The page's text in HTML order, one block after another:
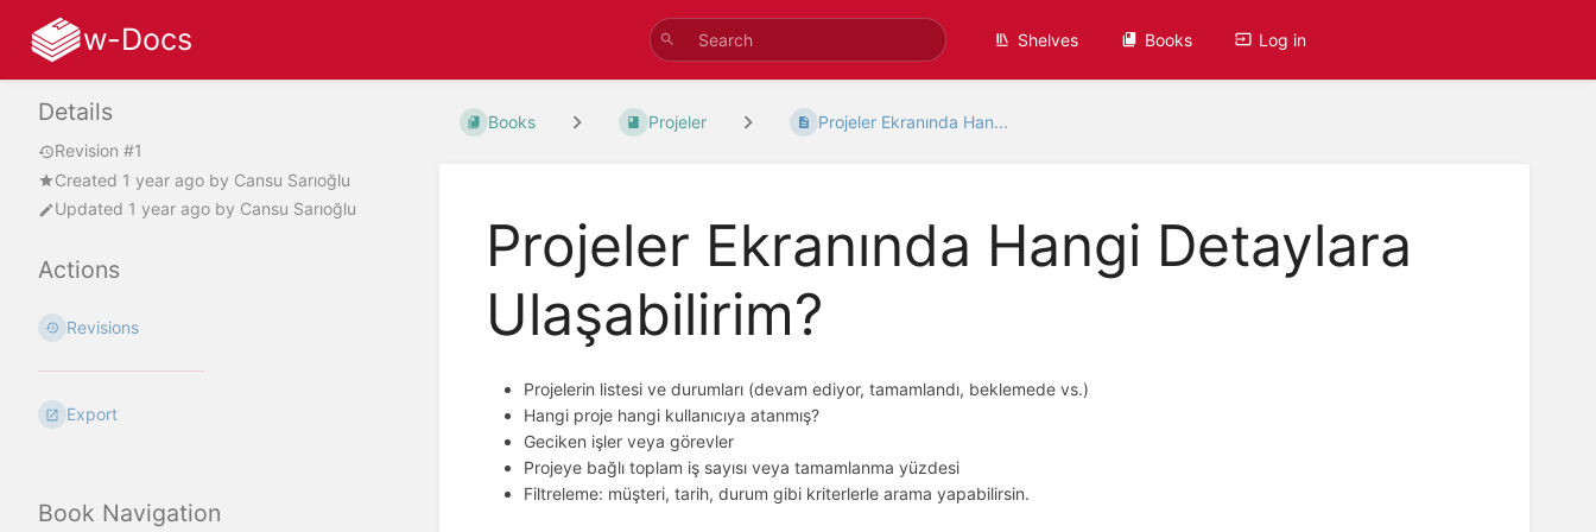
w-Docs Shelves Books Log in
Book Navigation
Books Projeler Projeler Ekranında Han...
Projeler Ekranında Hangi Detaylara
Ulaşabilirim?
Projelerin listesi ve durumları (devam ediyor, tamamlandı, beklemede vs.)
Hangi proje hangi kullanıcıya atanmış?
Geciken işler veya görevler
Projeye bağlı toplam iş sayısı veya tamamlanma yüzdesi
Filtreleme: müşteri, tarih, durum gibi kriterlerle arama yapabilirsin.
Details
Revision #1
Created 1 year ago by Cansu Sarıoğlu
Updated 1 year ago by Cansu Sarıoğlu
Actions
Revisions
Export